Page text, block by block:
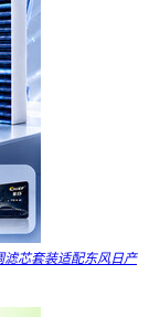
芯套装适配东风日产